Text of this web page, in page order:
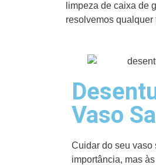
limpeza de caixa de
resolvemos
Vaso
Cuidar do seu vaso
importância, mas